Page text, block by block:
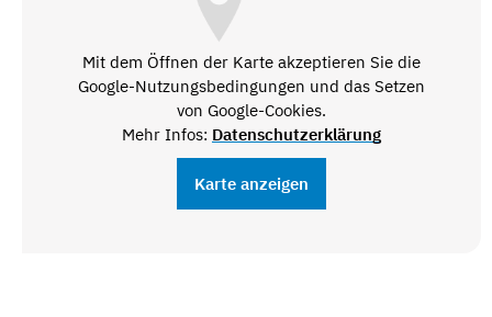
Mit dem Öffnen der Karte akzeptieren Sie die
Google-Nutzungsbedingungen und das Setzen
von Google-Cookies.
Mehr Infos: Datenschutzerklärung
Karte anzeigen